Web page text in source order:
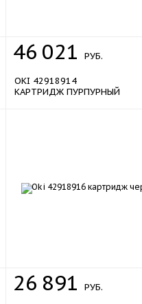
46 021 РУБ.
OKI 42918914
КАРТРИДЖ ПУРПУРНЫЙ
26 891 РУБ.